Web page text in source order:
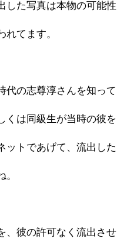
した写真は本物の可能性
れてます。
代の志尊淳さんを知って
くは同級生が当時の彼を
ットであげて、流出した
、彼の許可なく流出させ